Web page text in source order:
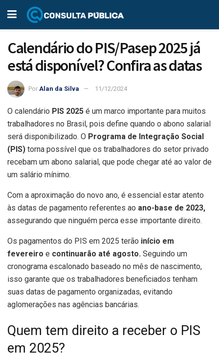
Calendário do PIS/Pasep 2025 já
está disponível? Confira as datas
Por Alan da Silva 11/12/2024
O calendário PIS 2025 é um marco importante para muitos
trabalhadores no Brasil, pois define quando o abono salarial
será disponibilizado. O Programa de Integração Social
(PIS) torna possível que os trabalhadores do setor privado
recebam um abono salarial, que pode chegar até ao valor de
um salário mínimo.
Com a aproximação do novo ano, é essencial estar atento
às datas de pagamento referentes ao ano-base de 2023,
assegurando que ninguém perca esse importante direito.
Os pagamentos do PIS em 2025 terão início em
fevereiro e continuarão até agosto. Seguindo um
cronograma escalonado baseado no mês de nascimento,
isso garante que os trabalhadores beneficiados tenham
suas datas de pagamento organizadas, evitando
aglomerações nas agências bancárias.
Quem tem direito a receber o PIS
em 2025?